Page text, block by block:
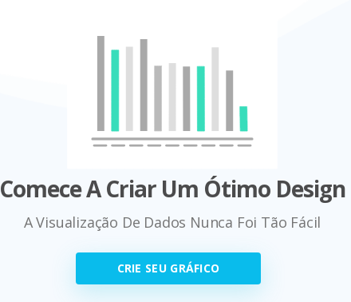
Comece A Criar Um Ótimo Design
A Visualização De Dados Nunca Foi Tão Fácil
CRIE SEU GRÁFICO